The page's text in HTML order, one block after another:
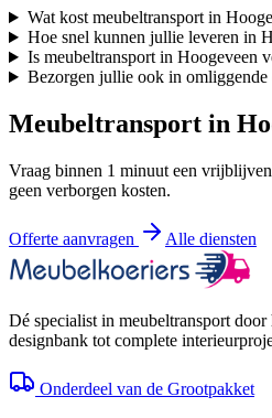
Wat kost meubeltransport in
Hoe snel kunnen jullie leveren in
Is meubeltransport in Hoogeveen
Bezorgen jullie ook in omliggende
Meubeltransport in
Vraag binnen 1 minuut een
geen verborgen kosten.
Offerte aanvragen Alle diensten
Dé specialist in meubeltransport door
designbank tot complete
Onderdeel van de Grootpakket